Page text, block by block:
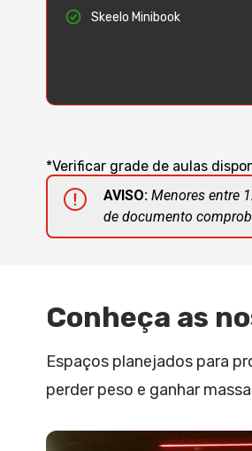
Skeelo Minibook
*Verificar grade de aulas
AVISO: Menores entre
de documento
Conheça as
Espaços planejados para
perder peso e ganhar